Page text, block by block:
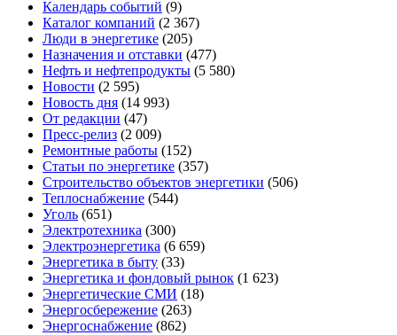
Календарь событий (9)
Каталог компаний (2 367)
Люди в энергетике (205)
Назначения и отставки (477)
Нефть и нефтепродукты (5 580)
Новости (2 595)
Новость дня (14 993)
От редакции (47)
Пресс-релиз (2 009)
Ремонтные работы (152)
Статьи по энергетике (357)
Строительство объектов энергетики (506)
Теплоснабжение (544)
Уголь (651)
Электротехника (300)
Электроэнергетика (6 659)
Энергетика в быту (33)
Энергетика и фондовый рынок (1 623)
Энергетические СМИ (18)
Энергосбережение (263)
Энергоснабжение (862)